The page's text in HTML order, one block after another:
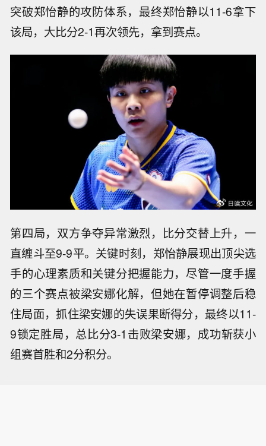
突破郑怡静的攻防体系，最终郑怡静以11-6拿下
该局，大比分2-1再次领先，拿到赛点。
第四局，双方争夺异常激烈，比分交替上升，一
直缠斗至9-9平。关键时刻，郑怡静展现出顶尖选
手的心理素质和关键分把握能力，尽管一度手握
的三个赛点被梁安娜化解，但她在暂停调整后稳
住局面，抓住梁安娜的失误果断得分，最终以11-
9锁定胜局，总比分3-1击败梁安娜，成功斩获小
组赛首胜和2分积分。